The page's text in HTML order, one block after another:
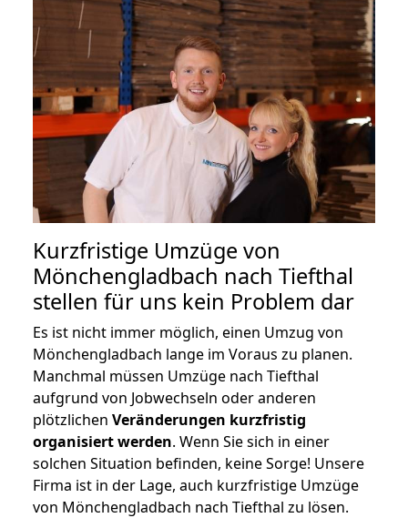
Kurzfristige Umzüge von
Mönchengladbach nach Tiefthal
stellen für uns kein Problem dar
Es ist nicht immer möglich, einen Umzug von
Mönchengladbach lange im Voraus zu planen.
Manchmal müssen Umzüge nach Tiefthal
aufgrund von Jobwechseln oder anderen
plötzlichen Veränderungen kurzfristig
organisiert werden. Wenn Sie sich in einer
solchen Situation befinden, keine Sorge! Unsere
Firma ist in der Lage, auch kurzfristige Umzüge
von Mönchengladbach nach Tiefthal zu lösen.